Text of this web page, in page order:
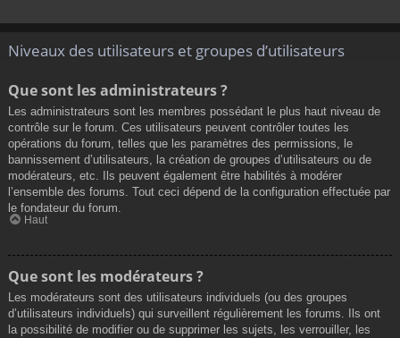
Niveaux des utilisateurs et groupes d’utilisateurs
Que sont les administrateurs ?
Les administrateurs sont les membres possédant le plus haut niveau de
contrôle sur le forum. Ces utilisateurs peuvent contrôler toutes les
opérations du forum, telles que les paramètres des permissions, le
bannissement d’utilisateurs, la création de groupes d’utilisateurs ou de
modérateurs, etc. Ils peuvent également être habilités à modérer
l’ensemble des forums. Tout ceci dépend de la configuration effectuée par
le fondateur du forum.
Haut
Que sont les modérateurs ?
Les modérateurs sont des utilisateurs individuels (ou des groupes
d’utilisateurs individuels) qui surveillent régulièrement les forums. Ils ont
la possibilité de modifier ou de supprimer les sujets, les verrouiller, les